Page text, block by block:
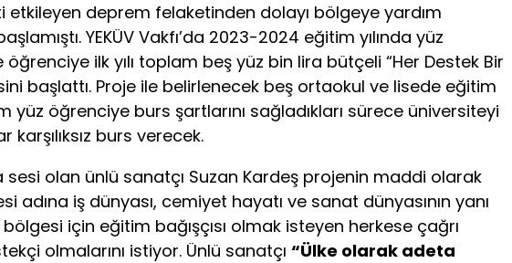
etkileyen deprem felaketinden dolayı bölgeye yardım
YEKÜV Vakfı’da 2023-2024 eğitim yılında yüz
ilk yılı toplam beş yüz bin lira bütçeli “Her Destek Bir
başlattı. Proje ile belirlenecek beş ortaokul ve lisede eğitim
yüz öğrenciye burs şartlarını sağladıkları sürece üniversiteyi
karşılıksız burs verecek.
sesi olan ünlü sanatçı Suzan Kardeş projenin maddi olarak
adına iş dünyası, cemiyet hayatı ve sanat dünyasının yanı
için eğitim bağışçısı olmak isteyen herkese çağrı
olmalarını istiyor. Ünlü sanatçı “Ülke olarak adeta